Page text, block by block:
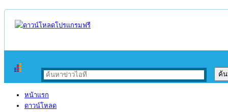
หน้าแรก
ดาวน์โหลด